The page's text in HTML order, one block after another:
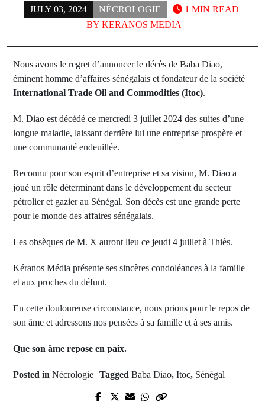
JULY 03, 2024
NÉCROLOGIE
BY KERANOS MEDIA
1 MIN READ
Nous avons le regret d’annoncer le décès de Baba Diao,
éminent homme d’affaires sénégalais et fondateur de la société
International Trade Oil and Commodities (Itoc).
M. Diao est décédé ce mercredi 3 juillet 2024 des suites d’une
longue maladie, laissant derrière lui une entreprise prospère et
une communauté endeuillée.
Reconnu pour son esprit d’entreprise et sa vision, M. Diao a
joué un rôle déterminant dans le développement du secteur
pétrolier et gazier au Sénégal. Son décès est une grande perte
pour le monde des affaires sénégalais.
Les obsèques de M. X auront lieu ce jeudi 4 juillet à Thiès.
Kéranos Média présente ses sincères condoléances à la famille
et aux proches du défunt.
En cette douloureuse circonstance, nous prions pour le repos de
son âme et adressons nos pensées à sa famille et à ses amis.
Que son âme repose en paix.
Posted in Nécrologie Tagged Baba Diao, Itoc, Sénégal
Prev Post